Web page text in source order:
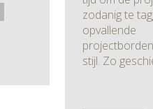
zodanig te
opvallende
stijl. Zo